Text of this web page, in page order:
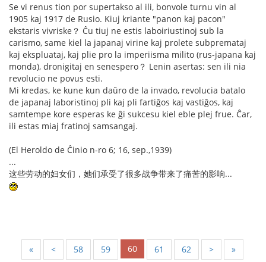
Se vi renus tion por supertakso al ili, bonvole turnu vin al
1905 kaj 1917 de Rusio. Kiuj kriante "panon kaj pacon"
ekstaris vivriske？ Ĉu tiuj ne estis laboiriustinoj sub la
carismo, same kiel la japanaj virine kaj prolete subpremataj
kaj ekspluataj, kaj plie pro la imperiisma milito (rus-japana kaj
monda), dronigitaj en senespero？ Lenin asertas: sen ili nia
revolucio ne povus esti.
Mi kredas, ke kune kun daŭro de la invado, revolucia batalo
de japanaj laboristinoj pli kaj pli fartiĝos kaj vastiĝos, kaj
samtempe kore esperas ke ĝi sukcesu kiel eble plej frue. Ĉar,
ili estas miaj fratinoj samsangaj.
(El Heroldo de Ĉinio n-ro 6; 16, sep.,1939)
...
这些劳动的妇女们，她们承受了很多战争带来了痛苦的影响...
« < 58 59 60 61 62 > »